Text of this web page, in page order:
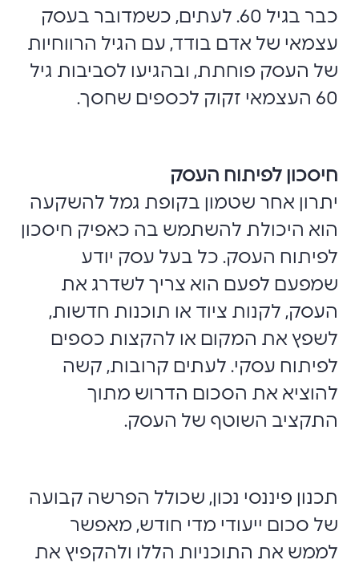
כבר בגיל 60. לעתים, כשמדובר בעסק
עצמאי של אדם בודד, עם הגיל הרווחיות
של העסק פוחתת, ובהגיעו לסביבות גיל
60 העצמאי זקוק לכספים שחסך.
חיסכון לפיתוח העסק
יתרון אחר שטמון בקופת גמל להשקעה
הוא היכולת להשתמש בה כאפיק חיסכון
לפיתוח העסק. כל בעל עסק יודע
שמפעם לפעם הוא צריך לשדרג את
העסק, לקנות ציוד או תוכנות חדשות,
לשפץ את המקום או להקצות כספים
לפיתוח עסקי. לעתים קרובות, קשה
להוציא את הסכום הדרוש מתוך
התקציב השוטף של העסק.
תכנון פיננסי נכון, שכולל הפרשה קבועה
של סכום ייעודי מדי חודש, מאפשר
לממש את התוכניות הללו ולהקפיץ את